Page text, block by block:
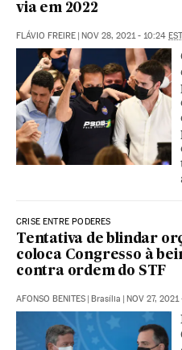
via em 2022
FLÁVIO FREIRE | NOV 28, 2021 - 10:24 EST
CRISE ENTRE PODERES
Tentativa de blindar
coloca Congresso à
contra ordem do STF
AFONSO BENITES | Brasília | NOV 27,